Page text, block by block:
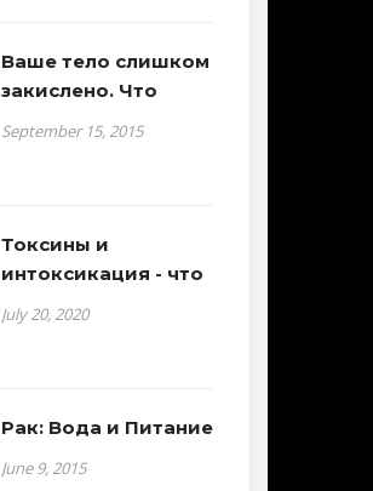
Ваше тело слишком
закислено. Что
September 15, 2015
Токсины и
интоксикация - что
July 20, 2020
Рак: Вода и Питание
June 9, 2015